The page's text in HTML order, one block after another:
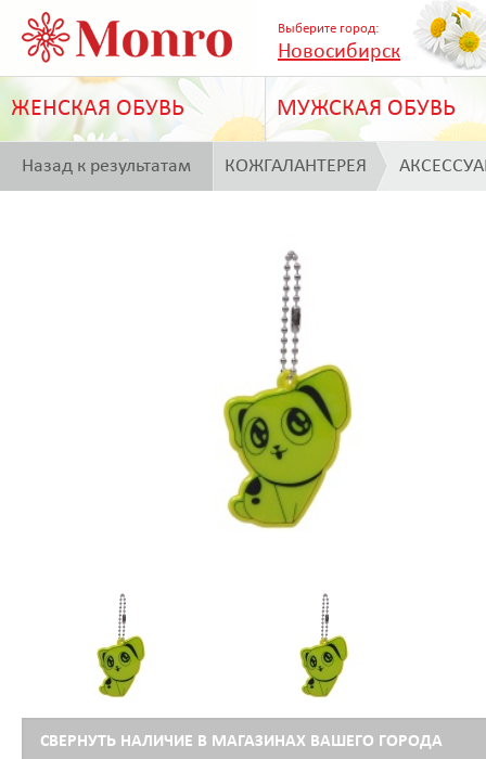
Выберите город:
Новосибирск
ЖЕНСКАЯ ОБУВЬ МУЖСКАЯ ОБУВЬ
Назад к результатам КОЖГАЛАНТЕРЕЯ
СВЕРНУТЬ НАЛИЧИЕ В МАГАЗИНАХ ВАШЕГО ГОРОДА